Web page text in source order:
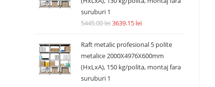
suruburi 1
5445.00lei3639.15 lei
Raft metalic profesional 5 polite
metalice 2000X4976X600mm
(HxLxA), 150 kg/polita, montaj fara
suruburi 1